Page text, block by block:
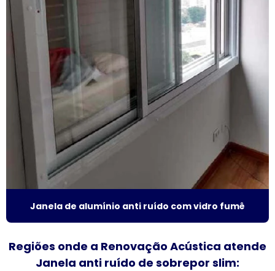
Fornecedor de janela de alumínio sobreposta
Fornecedor de janela anti ruído
Fornecedor de janela sobreposta
Fornecedor de janela sobreposta de correr
Fornecedor de janela sobreposta de giro
Fornecedor de janela vidro multilaminado
Fornecedor de janela vidro triplo
Instalação de esquadrias de alumínio
Instalação de tela mosquiteira
Janela de alumínio anti ruído com vidro fumê
Regiões onde a Renovação Acústica atende
Janela anti ruído de sobrepor slim: